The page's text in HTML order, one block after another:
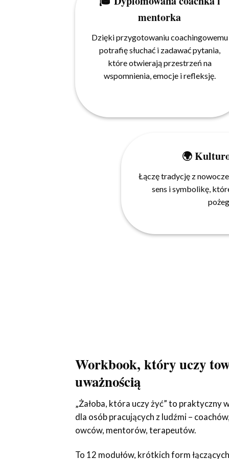
mentorka
Dzięki przygotowaniu coachingowemu
potrafię słuchać i zadawać pytania,
które otwierają przestrzeń na
wspomnienia, emocje i refleksję.
🌍
Łączę tradycję z
sens i symbolikę,
Workbook, który uczy
uważnością
„Żałoba, która uczy żyć” to
dla osób pracujących z ludźmi –
owców, mentorów, terapeutów.
To 12 modułów, krótkich form